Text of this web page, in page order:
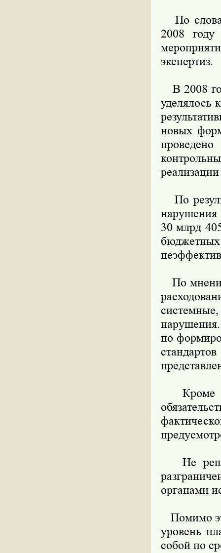
По
2008 году
экспертиз.
В 2008
уделялось
новых
По
30 млрд
По
по
Кроме
Не
органами
Помимо
уровень
собой по